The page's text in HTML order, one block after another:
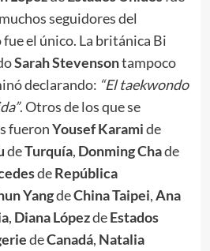
seguidores del
el único. La británica Bi
SarahStevensontampoco
declarando: “El taekwondo
. Otros de los que se
fueronYousef Karamide
deTurquía, Donming Chade
deRepública
YangdeChina Taipei,Ana
, Diana LópezdeEstados
deCanadá, Natalia